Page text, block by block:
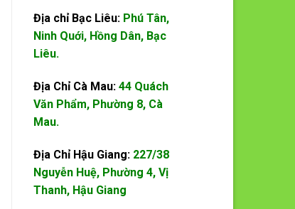
Địa chỉ Bạc Liêu: Phú Tân,
Ninh Quới, Hồng Dân, Bạc
Liêu.
Địa Chỉ Cà Mau: 44 Quách
Văn Phẩm, Phường 8, Cà
Mau.
Địa Chỉ Hậu Giang: 227/38
Nguyễn Huệ, Phường 4, Vị
Thanh, Hậu Giang